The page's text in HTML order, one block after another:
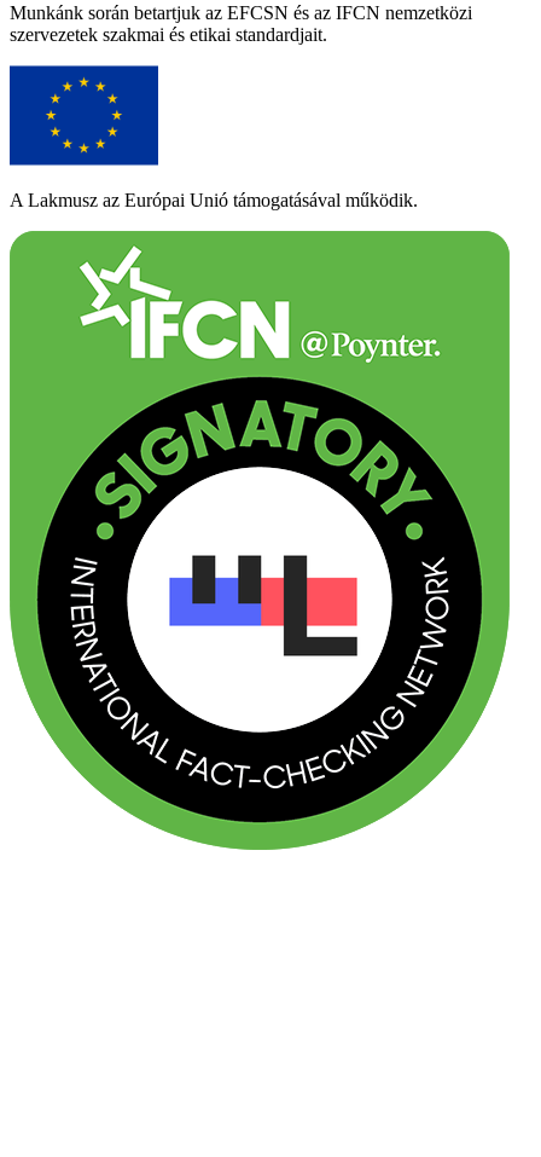
Munkánk során betartjuk az EFCSN és az IFCN nemzetközi
szervezetek szakmai és etikai standardjait.
A Lakmusz az Európai Unió támogatásával működik.